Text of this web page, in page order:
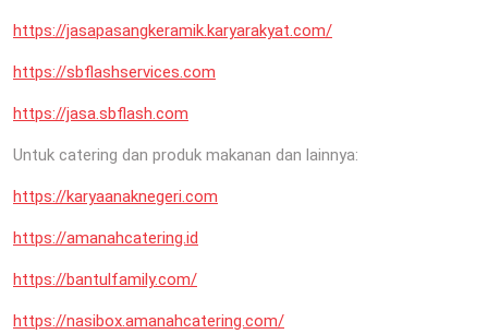
https://jasapasangkeramik.karyarakyat.com/
https://sbflashservices.com
https://jasa.sbflash.com
Untuk catering dan produk makanan dan lainnya:
https://karyaanaknegeri.com
https://amanahcatering.id
https://bantulfamily.com/
https://nasibox.amanahcatering.com/